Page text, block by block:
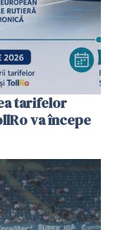
tarifelor
va începe